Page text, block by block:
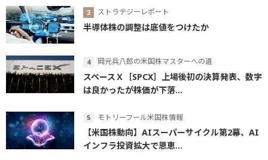
ストラテジーレポート
半導体株の調整は底値をつけたか
岡元兵八郎の米国株マスターへの道
スペースＸ［SPCX］上場後初の決算発表、数字
は良かったが株価が下落...
モトリーフール米国株情報
【米国株動向】AIスーパーサイクル第2幕、AI
インフラ投資拡大で恩恵...